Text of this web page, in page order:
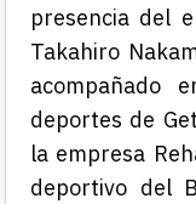
presencia del
Takahiro
acompañado
deportes de
la empresa
deportivo del